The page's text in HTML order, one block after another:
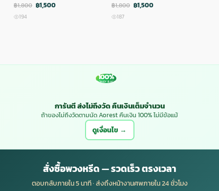
฿1,800 ฿1,500
194
฿1,800 ฿1,500
187
100%
MONEY BACK
การันตี ส่งไม่ถึงวัด คืนเงินเต็มจำนวน
ถ้าของไม่ถึงวัดตามนัด Aorest คืนเงิน 100% ไม่มีข้อแม้
ดูเงื่อนไข →
สั่งซื้อพวงหรีด — รวดเร็ว ตรงเวลา
ตอบกลับภายใน 5 นาที · ส่งถึงหน้างานศพภายใน 24 ชั่วโมง